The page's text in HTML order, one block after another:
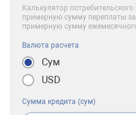
Калькулятор
примерную сумму переплаты
примерную сумму
Валюта расчета
Сум
USD
Сумма кредита (сум)